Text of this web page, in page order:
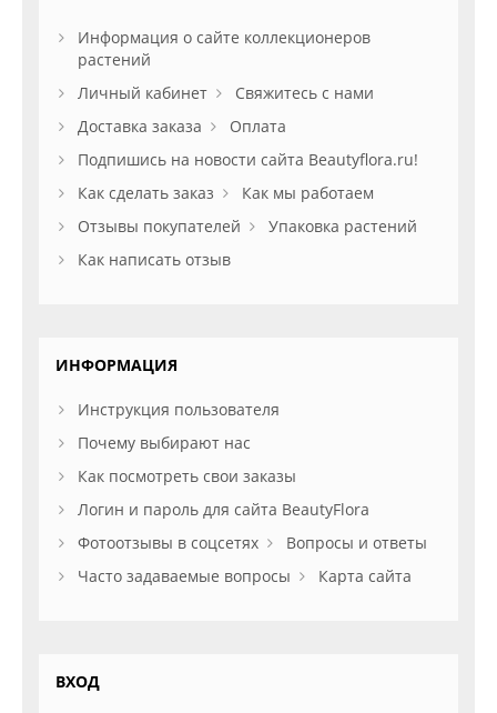
Информация о сайте коллекционеров
растений
Личный кабинет
Свяжитесь с нами
Доставка заказа
Оплата
Подпишись на новости сайта Beautyflora.ru!
Как сделать заказ
Как мы работаем
Отзывы покупателей
Упаковка растений
Как написать отзыв
ИНФОРМАЦИЯ
Инструкция пользователя
Почему выбирают нас
Как посмотреть свои заказы
Логин и пароль для сайта BeautyFlora
Фотоотзывы в соцсетях
Вопросы и ответы
Часто задаваемые вопросы
Карта сайта
ВХОД